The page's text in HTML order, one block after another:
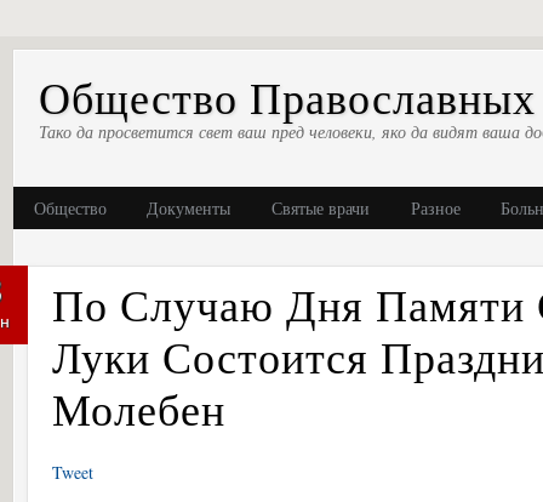
Общество
Тако да просветится свет ваш пред человеки, яко да видят
Общество Документы Святые врачи Разное
По Случаю Дня Памяти
Луки Состоится
Молебен
Tweet